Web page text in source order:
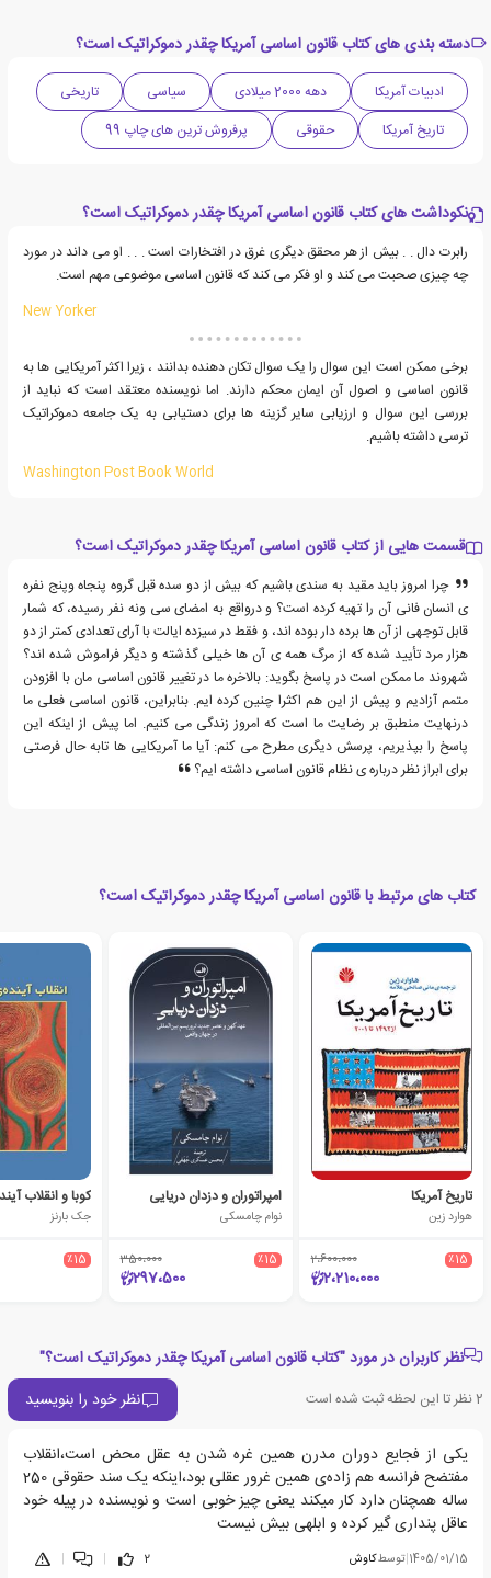
دسته بندی های کتاب قانون اساسی آمریکا چقدر دموکراتیک است؟
ادبیات آمریکا دهه 2000 میلادی سیاسی
تاریخی
تاریخ آمریکا
حقوقی پرفروش ترین های چاپ 99
نکوداشت های کتاب قانون اساسی آمریکا چقدر دموکراتیک است؟
رابرت دال . . بیش از هر محقق دیگری غرق در افتخارات است . . . او می داند در مورد
چه چیزی صحبت می کند و او فکر می کند که قانون اساسی موضوعی مهم است.
New Yorker
برخی ممکن است این سوال را یک سوال تکان دهنده بدانند ، زیرا اکثر آمریکایی ها به
قانون اساسی و اصول آن ایمان محکم دارند. اما نویسنده معتقد است که نباید از
بررسی این سوال و ارزیابی سایر گزینه ها برای دستیابی به یک جامعه دموکراتیک
ترسی داشته باشیم.
Washington Post Book World
قسمت هایی از کتاب قانون اساسی آمریکا چقدر دموکراتیک است؟
چرا امروز باید مقید به سندی باشیم که بیش از دو سده قبل گروه پنجاه وپنج نفره
ی انسان فانی آن را تهیه کرده است؟ و درواقع به امضای سی ونه نفر رسیده، که شمار
قابل توجهی از آن ها برده دار بوده اند، و فقط در سیزده ایالت با آرای تعدادی کمتر از دو
هزار مرد تأیید شده که از مرگ همه ی آن ها خیلی گذشته و دیگر فراموش شده اند؟
شهروند ما ممکن است در پاسخ بگوید: بالاخره ما در تغییر قانون اساسی مان با افزودن
متمم آزادیم و پیش از این هم اکثرا چنین کرده ایم. بنابراین، قانون اساسی فعلی ما
درنهایت منطبق بر رضایت ما است که امروز زندگی می کنیم. اما پیش از اینکه این
پاسخ را بپذیریم، پرسش دیگری مطرح می کنم: آیا ما آمریکایی ها تابه حال فرصتی
برای ابراز نظر درباره ی نظام قانون اساسی داشته ایم؟
کتاب های مرتبط با قانون اساسی آمریکا چقدر دموکراتیک است؟
تاریخ آمریکا
هوارد زین
٪15 2،600،000
2،210،000
امپراتوران و دزدان دریایی
نوام چامسکی
٪15 350،000
297،500
کوبا و انقلاب
جک بارنز
٪15
نظر کاربران در مورد "کتاب قانون اساسی آمریکا چقدر دموکراتیک است؟"
2نظر تا این لحظه ثبت شده است نظر خود را بنویسید
یکی از فجایع دوران مدرن همین غره شدن به عقل محض است،انقلاب
مفتضح فرانسه هم زاده‌ی همین غرور عقلی بود،اینکه یک سند حقوقی 250
ساله همچنان دارد کار میکند یعنی چیز خوبی است و نویسنده در پیله خود
عاقل پنداری گیر کرده و ابلهی بیش نیست
1405/01/15
|توسطکاوش 2
|
|